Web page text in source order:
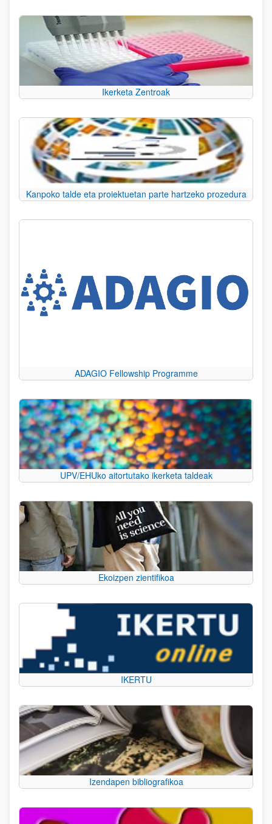
Ikerketa Zentroak
Kanpoko talde eta proiektuetan parte hartzeko prozedura
ADAGIO Fellowship Programme
UPV/EHUko aitortutako ikerketa taldeak
Ekoizpen zientifikoa
IKERTU
Izendapen bibliografikoa